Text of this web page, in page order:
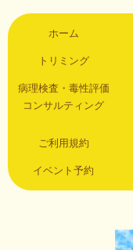
ホーム
トリミング
病理検査・毒性評価
コンサルティング
ご利用規約
イベント予約